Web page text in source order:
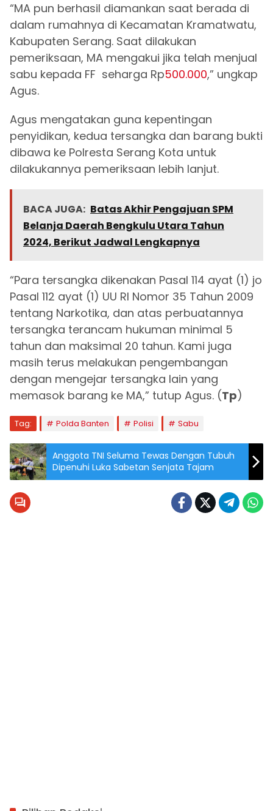
“MA pun berhasil diamankan saat berada di
dalam rumahnya di Kecamatan Kramatwatu,
Kabupaten Serang. Saat dilakukan
pemeriksaan, MA mengakui jika telah menjual
sabu kepada FF seharga Rp500.000,” ungkap
Agus.
Agus mengatakan guna kepentingan
penyidikan, kedua tersangka dan barang bukti
dibawa ke Polresta Serang Kota untuk
dilakukannya pemeriksaan lebih lanjut.
BACA JUGA: Batas Akhir Pengajuan SPM
Belanja Daerah Bengkulu Utara Tahun
2024, Berikut Jadwal Lengkapnya
“Para tersangka dikenakan Pasal 114 ayat (1) jo
Pasal 112 ayat (1) UU RI Nomor 35 Tahun 2009
tentang Narkotika, dan atas perbuatannya
tersangka terancam hukuman minimal 5
tahun dan maksimal 20 tahun. Kami juga
masih terus melakukan pengembangan
dengan mengejar tersangka lain yang
memasok barang ke MA,” tutup Agus. (Tp)
Tag: Polda Banten Polisi Sabu
Anggota TNI Seluma Tewas Dengan Tubuh
Dipenuhi Luka Sabetan Senjata Tajam